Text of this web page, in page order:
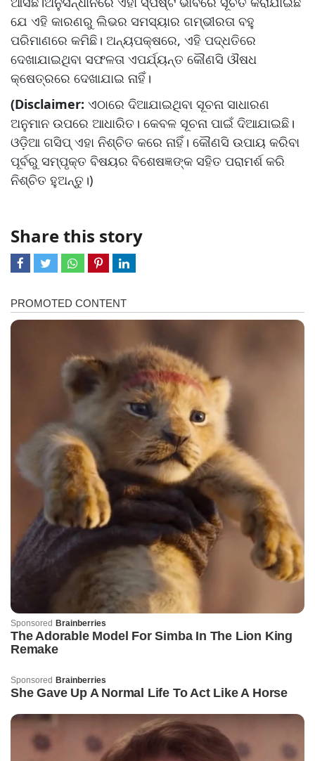
ଯେ ଏହି କାରଣରୁ ଲିଭର ସମସ୍ୟାର ଗମ୍ଭୀରତା ବହୁ
ପରିମାଣରେ କମିଛି। ଅନ୍ୟପକ୍ଷରେ, ଏହି ପଦ୍ଧତିରେ
ଦେଖାଯାଇଥିବା ସଫଳତା ଏପର୍ଯ୍ୟନ୍ତ କୌଣସି ଔଷଧ
କ୍ଷେତ୍ରରେ ଦେଖାଯାଇ ନାହିଁ।
(Disclaimer: ଏଠାରେ ଦିଆଯାଇଥିବା ସୂଚନା ସାଧାରଣ
ଅନୁମାନ ଉପରେ ଆଧାରିତ। କେବଳ ସୂଚନା ପାଇଁ ଦିଆଯାଇଛି।
ଓଡ଼ିଆ ଗସିପ୍ ଏହା ନିଶ୍ଚିତ କରେ ନାହିଁ। କୌଣସି ଉପାୟ କରିବା
ପୂର୍ବରୁ ସମ୍ପୃକ୍ତ ବିଷୟର ବିଶେଷଜ୍ଞଙ୍କ ସହିତ ପରାମର୍ଶ କରି
ନିଶ୍ଚିତ ହୁଅନ୍ତୁ।)
Share this story